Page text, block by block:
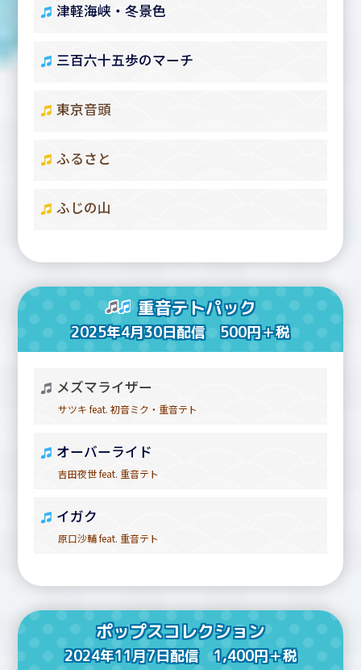
津軽海峡・冬景色
三百六十五歩のマーチ
東京音頭
ふるさと
ふじの山
重音テトパック
2025年4月30日配信 500円＋税
メズマライザー
サツキ feat. 初音ミク・重音テト
オーバーライド
吉田夜世 feat. 重音テト
イガク
原口沙輔 feat. 重音テト
ポップスコレクション
2024年11月7日配信 1,400円＋税